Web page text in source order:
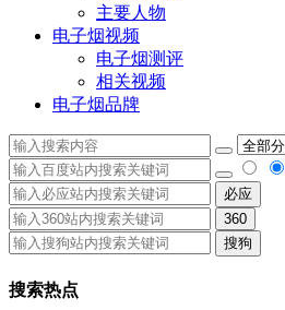
主要人物
电子烟视频
电子烟测评
相关视频
电子烟品牌
必应
360
搜狗
搜索热点